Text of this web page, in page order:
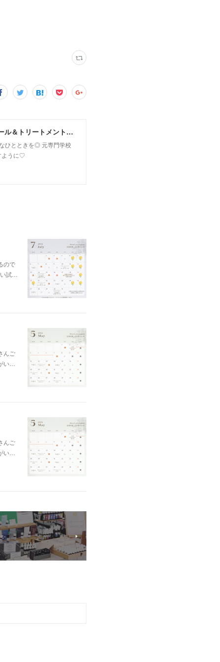
MoonLeaf sapporo / 札幌市東区の100種類以上の香りが楽しめるアロマスクール＆トリートメントサロン
ひとときを◎ 元専門学校
ように♡
ので
試…
んご
い…
んご
い…